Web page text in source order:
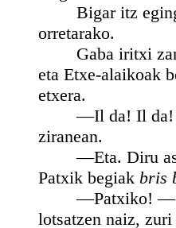
Bigar itz egingo
orretarako.
Gaba iritxi zan
eta Etxe-alaikoak
etxera.
—Il da! Il da!
ziranean.
—Eta. Diru asko
Patxik begiak bris
—Patxiko!
lotsatzen naiz, zuri